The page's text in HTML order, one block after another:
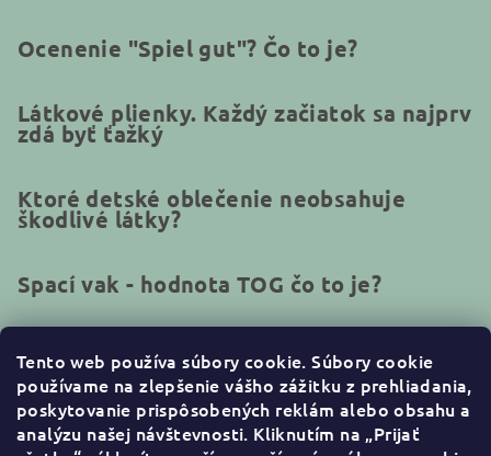
Tento web používa súbory cookie.Súbory cookie
používame na zlepšenie vášho zážitku z prehliadania,
poskytovanie prispôsobených reklám alebo obsahu a
analýzu našej návštevnosti. Kliknutím na „Prijať
Ocenenie "Spiel gut"? Čo to je?
Látkové plienky. Každý začiatok sa najprv
zdá byť ťažký
Ktoré detské oblečenie neobsahuje
škodlivé látky?
Spací vak - hodnota TOG čo to je?
Kontakt
info@naturakid.sk